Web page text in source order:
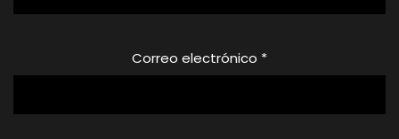
Correo electrónico *